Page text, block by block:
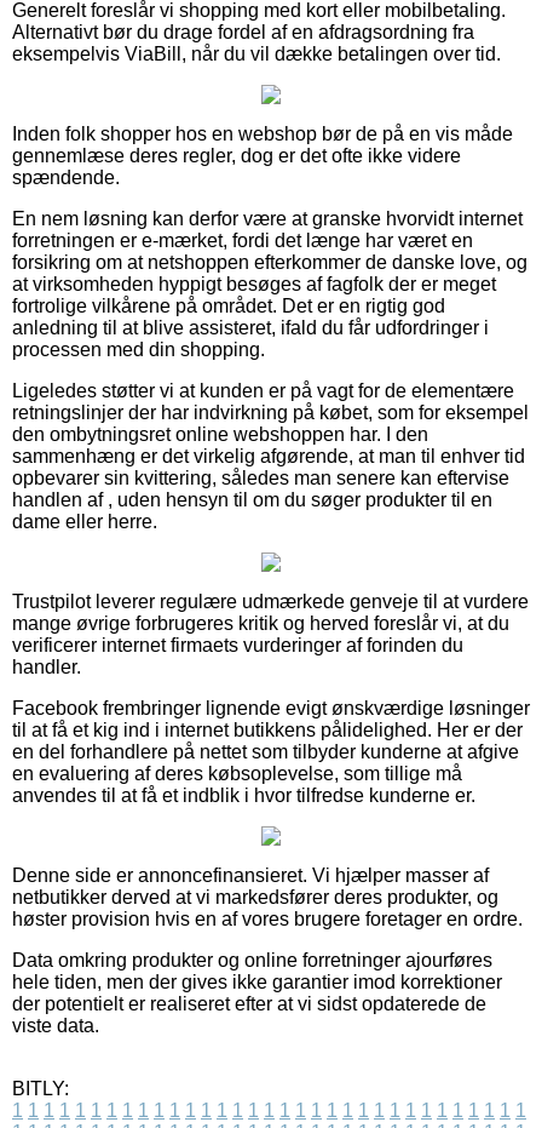
Generelt foreslår vi shopping med kort eller mobilbetaling.
Alternativt bør du drage fordel af en afdragsordning fra
eksempelvis ViaBill, når du vil dække betalingen over tid.
Inden folk shopper hos en webshop bør de på en vis måde
gennemlæse deres regler, dog er det ofte ikke videre
spændende.
En nem løsning kan derfor være at granske hvorvidt internet
forretningen er e-mærket, fordi det længe har været en
forsikring om at netshoppen efterkommer de danske love, og
at virksomheden hyppigt besøges af fagfolk der er meget
fortrolige vilkårene på området. Det er en rigtig god
anledning til at blive assisteret, ifald du får udfordringer i
processen med din shopping.
Ligeledes støtter vi at kunden er på vagt for de elementære
retningslinjer der har indvirkning på købet, som for eksempel
den ombytningsret online webshoppen har. I den
sammenhæng er det virkelig afgørende, at man til enhver tid
opbevarer sin kvittering, således man senere kan eftervise
handlen af , uden hensyn til om du søger produkter til en
dame eller herre.
Trustpilot leverer regulære udmærkede genveje til at vurdere
mange øvrige forbrugeres kritik og herved foreslår vi, at du
verificerer internet firmaets vurderinger af forinden du
handler.
Facebook frembringer lignende evigt ønskværdige løsninger
til at få et kig ind i internet butikkens pålidelighed. Her er der
en del forhandlere på nettet som tilbyder kunderne at afgive
en evaluering af deres købsoplevelse, som tillige må
anvendes til at få et indblik i hvor tilfredse kunderne er.
Denne side er annoncefinansieret. Vi hjælper masser af
netbutikker derved at vi markedsfører deres produkter, og
høster provision hvis en af vores brugere foretager en ordre.
Data omkring produkter og online forretninger ajourføres
hele tiden, men der gives ikke garantier imod korrektioner
der potentielt er realiseret efter at vi sidst opdaterede de
viste data.
BITLY:
1 1 1 1 1 1 1 1 1 1 1 1 1 1 1 1 1 1 1 1 1 1 1 1 1 1 1 1 1 1 1 1 1